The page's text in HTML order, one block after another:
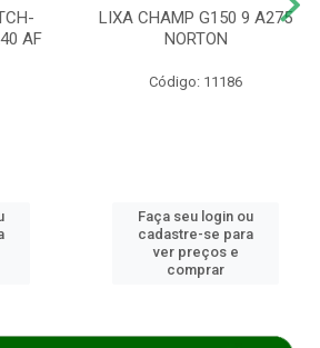
AF
LIXA CHAMP G150 9 A275
NORTON
Código: 11186
Faça seu login ou
cadastre-se para
ver preços e
comprar